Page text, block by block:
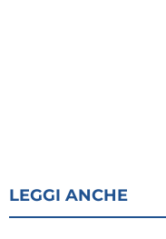
LEGGI ANCHE